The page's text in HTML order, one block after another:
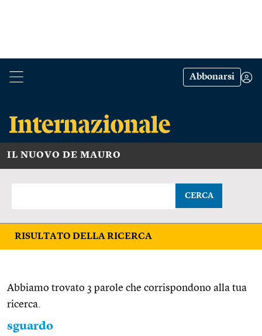
Abbonarsi
IL NUOVO DE MAURO
CERCA
RISULTATO DELLA RICERCA
Abbiamo trovato 3 parole che corrispondono alla tua
ricerca.
sguardo